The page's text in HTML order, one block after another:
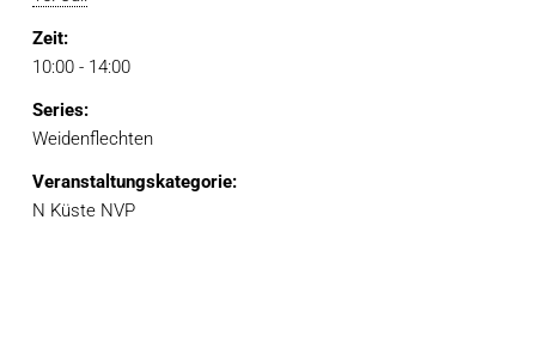
Zeit:
10:00 - 14:00
Series:
Weidenflechten
Veranstaltungskategorie:
N Küste NVP